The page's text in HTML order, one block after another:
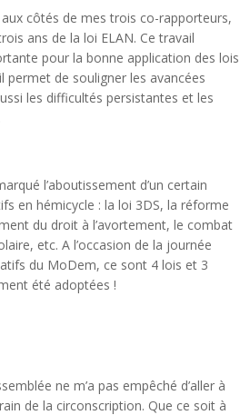
aux côtés de mes trois co-rapporteurs,
ans de la loi ELAN. Ce travail
pour la bonne application des lois
permet de souligner les avancées
les difficultés persistantes et les
l’aboutissement d’un certain
en hémicycle : la loi 3DS, la réforme
du droit à l’avortement, le combat
etc. A l’occasion de la journée
du MoDem, ce sont 4 lois et 3
été adoptées !
ne m’a pas empêché d’aller à
de la circonscription. Que ce soit à